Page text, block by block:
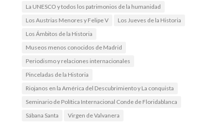
La UNESCO y todos los patrimonios de la humanidad
Los Austrias Menores y Felipe V
Los Jueves de la Historia
Los Ámbitos de la Historia
Museos menos conocidos de Madrid
Periodismo y relaciones internacionales
Pinceladas de la Historia
Riojanos en la América del Descubrimiento y La conquista
Seminario de Política Internacional Conde de Floridablanca
Sábana Santa
Virgen de Valvanera